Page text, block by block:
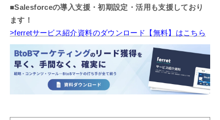
■Salesforceの導入支援・初期設定・活用も支援しており
ます！
>ferretサービス紹介資料のダウンロード【無料】はこちら